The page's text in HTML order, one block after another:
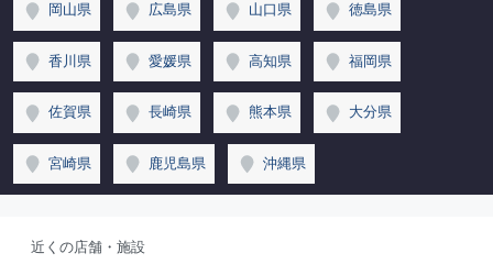
岡山県 広島県 山口県 徳島県
香川県 愛媛県 高知県 福岡県
佐賀県 長崎県 熊本県 大分県
宮崎県 鹿児島県 沖縄県
近くの店舗・施設